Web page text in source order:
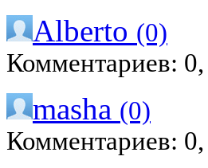
Alberto (0)
Комментариев:
masha (0)
Комментариев: